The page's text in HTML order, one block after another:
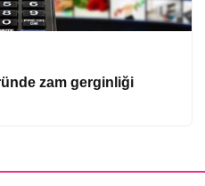
zam gerginliği